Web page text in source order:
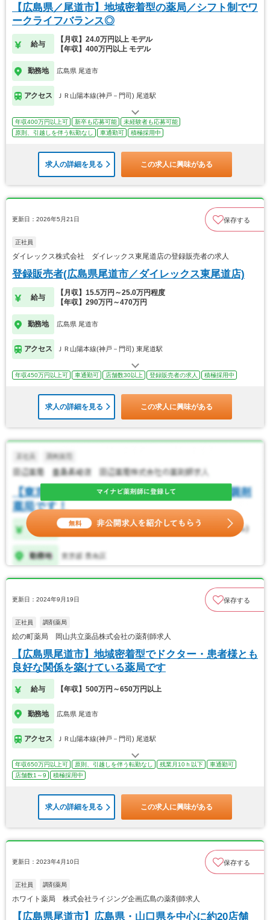
【広島県／尾道市】地域密着型の薬局／シフト制でワ
ークライフバランス◎
給与
【月収】24.0万円以上 モデル
【年収】400万円以上 モデル
勤務地 広島県 尾道市
アクセス ＪＲ山陽本線(神戸－門司) 尾道駅
年収400万円以上可 新卒も応募可能
未経験者も応募可能
原則、引越しを伴う転勤なし
車通勤可 積極採用中
求人の詳細を見る この求人に興味がある
更新日：2026年5月21日 保存する
正社員
ダイレックス株式会社 ダイレックス東尾道店の登録販売者の求人
登録販売者(広島県尾道市／ダイレックス東尾道店)
給与
【月収】15.5万円～25.0万円程度
【年収】290万円～470万円
勤務地 広島県 尾道市
アクセス ＪＲ山陽本線(神戸－門司) 東尾道駅
年収450万円以上可 車通勤可 店舗数30以上 登録販売者の求人 積極採用中
求人の詳細を見る この求人に興味がある
更新日：2024年9月19日 保存する
正社員 調剤薬局
絵の町薬局 岡山共立薬品株式会社の薬剤師求人
【広島県尾道市】地域密着型でドクター・患者様とも
良好な関係を築けている薬局です
給与 【年収】500万円～650万円以上
勤務地 広島県 尾道市
アクセス ＪＲ山陽本線(神戸－門司) 尾道駅
年収650万円以上可 原則、引越しを伴う転勤なし 残業月10ｈ以下
車通勤可
店舗数1～9
積極採用中
求人の詳細を見る この求人に興味がある
更新日：2023年4月10日 保存する
正社員 調剤薬局
ホワイト薬局 株式会社ライジング企画広島の薬剤師求人
【広島県尾道市】広島県・山口県を中心に約20店舗